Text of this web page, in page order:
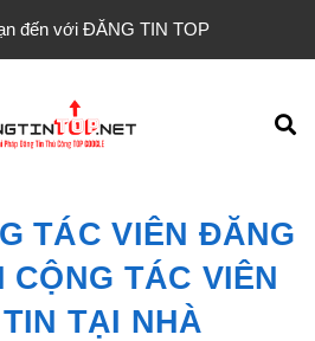
đến với ĐĂNG TIN TOP
TÁC VIÊN ĐĂNG
CỘNG TÁC VIÊN
TẠI NHÀ